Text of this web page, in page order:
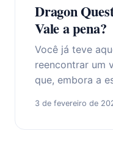
Dragon
Vale a pena?
Você já teve
reencontrar um
que, embora a
3 de fevereiro de